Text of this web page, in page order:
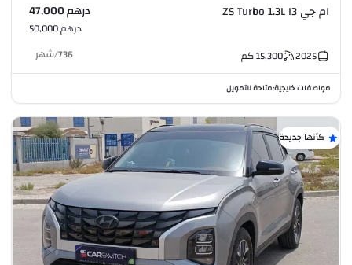
ام جي ZS Turbo 1.3L I3 درهم 47,000
درهم 50,000
2025
15,300كم 736
/شهر
مواصفات خليجية•متاحة للتمويل
كأنها جديدة